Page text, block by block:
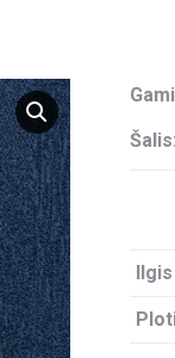
Ilgis